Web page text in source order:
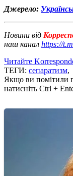
Джерело:
Новини від
наш канал https://
Читайте
ТЕГИ: сепаратизм,
Якщо ви помітили
натисніть Ctrl +